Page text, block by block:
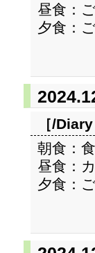
昼食：
夕食：
［/Diary
朝食：
昼食：
夕食：